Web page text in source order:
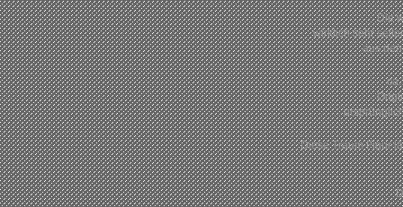
Die
wirklich sehr
aus
Diese Traum Figur